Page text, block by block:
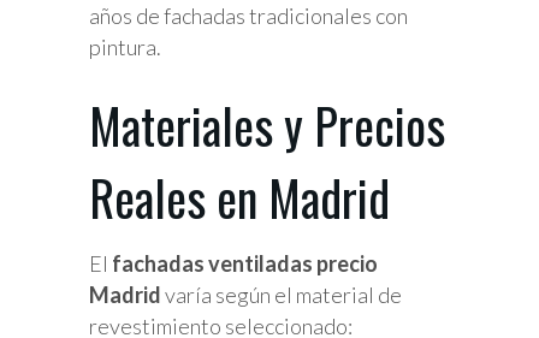
años de fachadas tradicionales con
pintura.
Materiales y Precios
Reales en Madrid
El fachadas ventiladas precio
Madridvaría según el material de
revestimiento seleccionado: